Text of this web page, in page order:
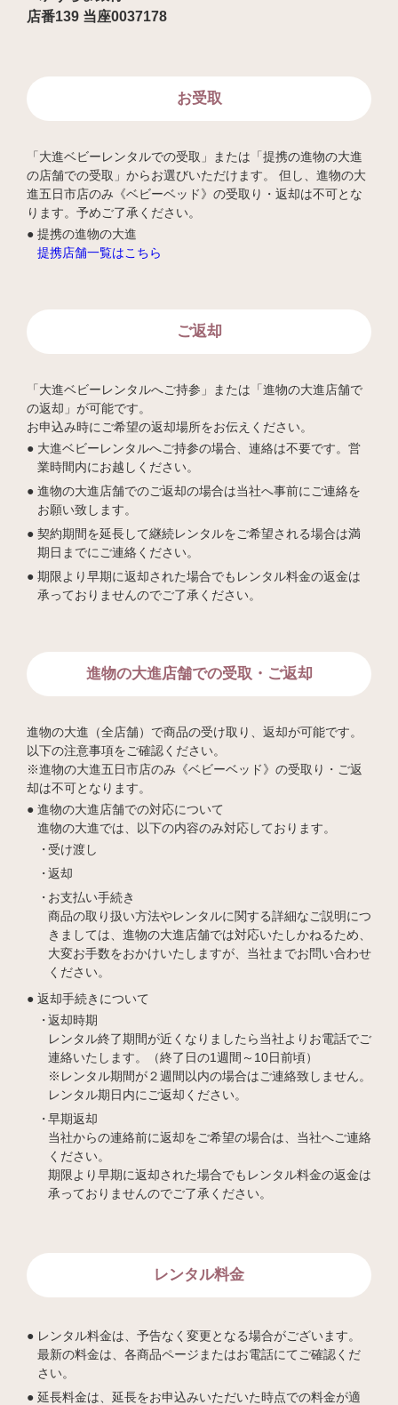
店番139 当座0037178
お受取
「大進ベビーレンタルでの受取」または「提携の進物の大進
の店舗での受取」からお選びいただけます。 但し、進物の大
進五日市店のみ《ベビーベッド》の受取り・返却は不可とな
ります。予めご了承ください。
提携の進物の大進
提携店舗一覧はこちら
ご返却
「大進ベビーレンタルへご持参」または「進物の大進店舗で
の返却」が可能です。
お申込み時にご希望の返却場所をお伝えください。
大進ベビーレンタルへご持参の場合、連絡は不要です。営
業時間内にお越しください。
進物の大進店舗でのご返却の場合は当社へ事前にご連絡を
お願い致します。
契約期間を延長して継続レンタルをご希望される場合は満
期日までにご連絡ください。
期限より早期に返却された場合でもレンタル料金の返金は
承っておりませんのでご了承ください。
進物の大進店舗での受取・ご返却
進物の大進（全店舗）で商品の受け取り、返却が可能です。
以下の注意事項をご確認ください。
※進物の大進五日市店のみ《ベビーベッド》の受取り・ご返
却は不可となります。
進物の大進店舗での対応について
進物の大進では、以下の内容のみ対応しております。
受け渡し
返却
お支払い手続き
商品の取り扱い方法やレンタルに関する詳細なご説明につ
きましては、進物の大進店舗では対応いたしかねるため、
大変お手数をおかけいたしますが、当社までお問い合わせ
ください。
返却手続きについて
返却時期
レンタル終了期間が近くなりましたら当社よりお電話でご
連絡いたします。（終了日の1週間～10日前頃）
※レンタル期間が２週間以内の場合はご連絡致しません。
レンタル期日内にご返却ください。
早期返却
当社からの連絡前に返却をご希望の場合は、当社へご連絡
ください。
期限より早期に返却された場合でもレンタル料金の返金は
承っておりませんのでご了承ください。
レンタル料金
レンタル料金は、予告なく変更となる場合がございます。
最新の料金は、各商品ページまたはお電話にてご確認くだ
さい。
延長料金は、延長をお申込みいただいた時点での料金が適